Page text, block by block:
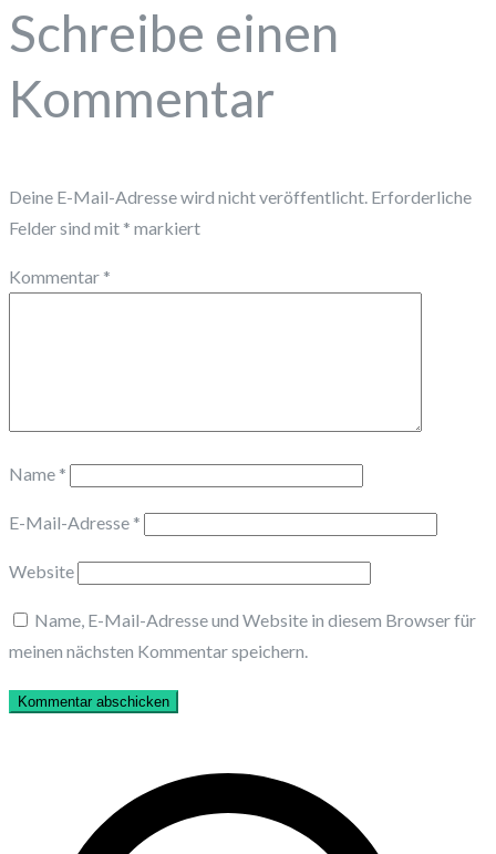
Schreibe einen
Kommentar
Deine E-Mail-Adresse wird nicht veröffentlicht. Erforderliche
Felder sind mit * markiert
Kommentar *
Name *
E-Mail-Adresse *
Website
Name, E-Mail-Adresse und Website in diesem Browser für
meinen nächsten Kommentar speichern.